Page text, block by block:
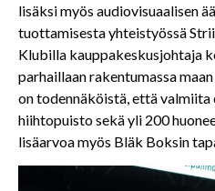
lisäksi myös audiovisuaalisen
tuottamisesta yhteistyössä
Klubilla kauppakeskusjohtaja
parhaillaan rakentumassa
on todennäköistä, että valmiita
hiihtopuisto sekä yli 200
lisäarvoa myös Bläk Boksin